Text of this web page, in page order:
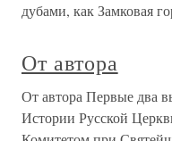
дубами, как Замковая
От автора
От автора Первые два
Истории Русской